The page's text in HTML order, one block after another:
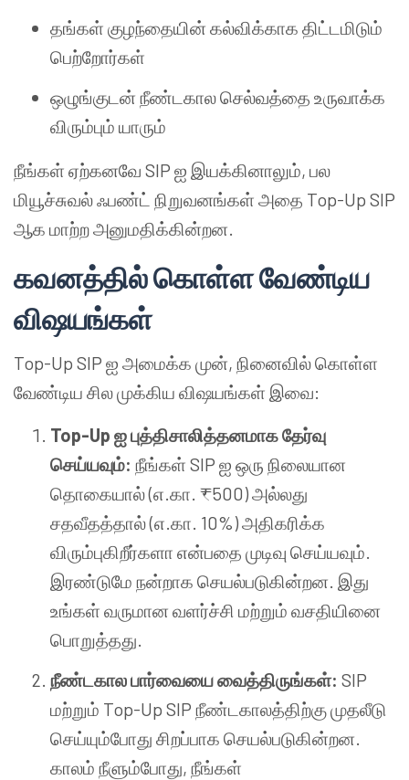
தங்கள் குழந்தையின் கல்விக்காக திட்டமிடும்
பெற்றோர்கள்
ஒழுங்குடன் நீண்டகால செல்வத்தை உருவாக்க
விரும்பும் யாரும்
நீங்கள் ஏற்கனவே SIP ஐ இயக்கினாலும், பல
மியூச்சுவல் ஃபண்ட் நிறுவனங்கள் அதை Top-Up SIP
ஆக மாற்ற அனுமதிக்கின்றன.
கவனத்தில் கொள்ள வேண்டிய
விஷயங்கள்
Top-Up SIP ஐ அமைக்க முன், நினைவில் கொள்ள
வேண்டிய சில முக்கிய விஷயங்கள் இவை:
Top-Up ஐ புத்திசாலித்தனமாக தேர்வு
செய்யவும்: நீங்கள் SIP ஐ ஒரு நிலையான
தொகையால் (எ.கா. ₹500) அல்லது
சதவீதத்தால் (எ.கா. 10%) அதிகரிக்க
விரும்புகிறீர்களா என்பதை முடிவு செய்யவும்.
இரண்டுமே நன்றாக செயல்படுகின்றன. இது
உங்கள் வருமான வளர்ச்சி மற்றும் வசதியினை
பொறுத்தது.
நீண்டகால பார்வையை வைத்திருங்கள்: SIP
மற்றும் Top-Up SIP நீண்டகாலத்திற்கு முதலீடு
செய்யும்போது சிறப்பாக செயல்படுகின்றன.
காலம் நீளும்போது, நீங்கள்